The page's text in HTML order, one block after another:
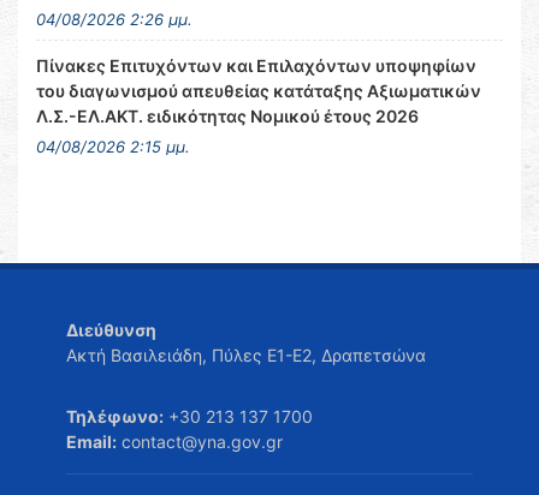
04/08/2026 2:26 μμ.
Πίνακες Επιτυχόντων και Επιλαχόντων υποψηφίων
του διαγωνισμού απευθείας κατάταξης Αξιωματικών
Λ.Σ.-ΕΛ.ΑΚΤ. ειδικότητας Νομικού έτους 2026
04/08/2026 2:15 μμ.
Διεύθυνση
Ακτή Βασιλειάδη, Πύλες Ε1-Ε2, Δραπετσώνα
Τηλέφωνο: +30 213 137 1700
Email: contact@yna.gov.gr